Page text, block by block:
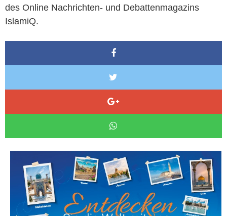
des Online Nachrichten- und Debattenmagazins
IslamiQ.